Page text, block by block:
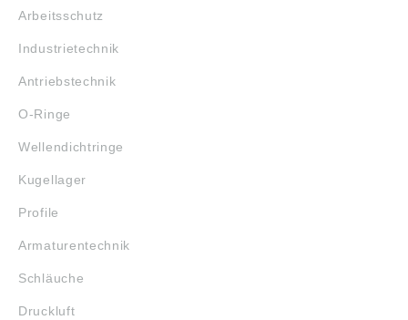
Arbeitsschutz
Industrietechnik
Antriebstechnik
O-Ringe
Wellendichtringe
Kugellager
Profile
Armaturentechnik
Schläuche
Druckluft